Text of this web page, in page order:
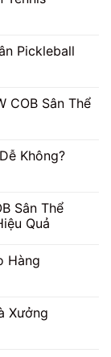
Pickleball
COB Sân Thể
Không?
Sân Thể
Quả
Hàng
Xưởng